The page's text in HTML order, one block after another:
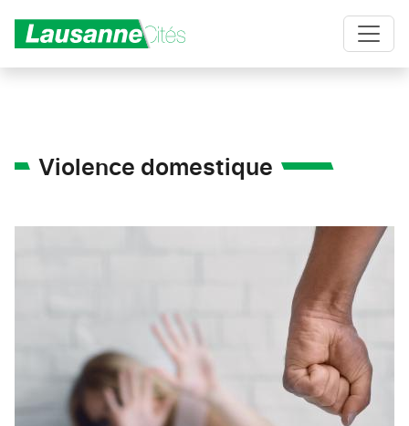
Violence domestique